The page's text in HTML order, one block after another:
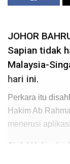
JOHOR
Sapian tidak
Malaysia-
hari ini.
Perkara itu
Hakim Ab
menerusi
Abdul Hakim